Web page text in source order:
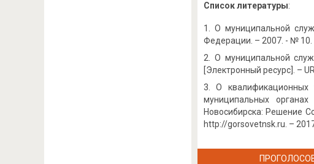
Список литературы:
О муниципальной
Федерации. – 2007. - № 10.
О муниципальной
[Электронный ресурс]. –
О квалификационных
муниципальных
Новосибирска: Решение
http://gorsovetnsk.ru. –